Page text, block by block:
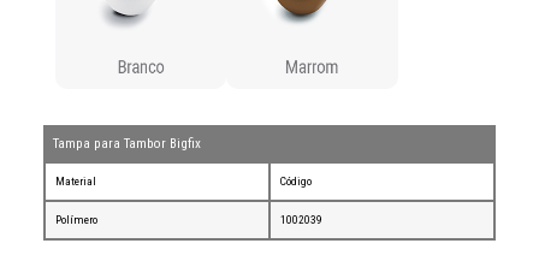
Tampa para Tambor Bigfix
Material Código
Polímero 1002039